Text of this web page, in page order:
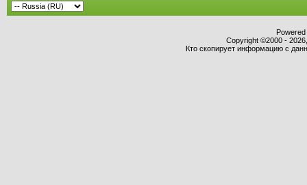
Copyright ©2000 -
Кто скопирует информацию с